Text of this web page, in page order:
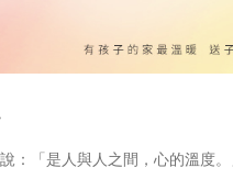
：「是人與人之間，心的溫度